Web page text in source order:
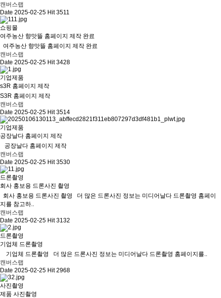
캔버스랩
Date 2025-02-25 Hit 3511
쇼핑몰
여주농산 향맛뜰 홈페이지 제작 완료
여주농산 향맛뜰 홈페이지 제작 완료
캔버스랩
Date 2025-02-25 Hit 3428
기업제품
s3R 홈페이지 제작
S3R 홈페이지 제작
캔버스랩
Date 2025-02-25 Hit 3514
기업제품
공장날다 홈페이지 제작
공장날다 홈페이지 제작
캔버스랩
Date 2025-02-25 Hit 3530
드론촬영
회사 홍보용 드론사진 촬영
회사 홍보용 드론사진 촬영 더 많은 드론사진 정보는 미디어날다 드론촬영 홈페이
지를 참고하..
캔버스랩
Date 2025-02-25 Hit 3132
드론촬영
기업체 드론촬영
기업체 드론촬영 더 많은 드론사진 정보는 미디어날다 드론촬영 홈페이지를..
캔버스랩
Date 2025-02-25 Hit 2968
사진촬영
제품 사진촬영